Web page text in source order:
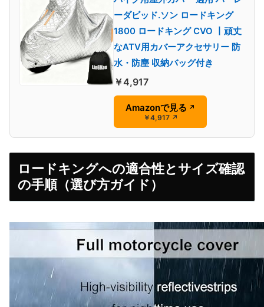
ーダビッド.ソン ロードキング
1800 ロードキング CVO 丨頑丈
なATV用カバーアクセサリー 防
水・防塵 収納バッグ付き
￥4,917
Amazonで見る ↗
￥4,917 ↗
ロードキングへの適合性とサイズ確認
の手順（選び方ガイド）